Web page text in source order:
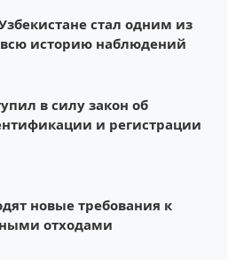
стал одним из
историю наблюдений
в силу закон об
и регистрации
новые требования к
отходами